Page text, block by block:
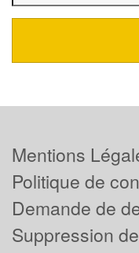
Mentions
Politique de
Demande de
Suppression